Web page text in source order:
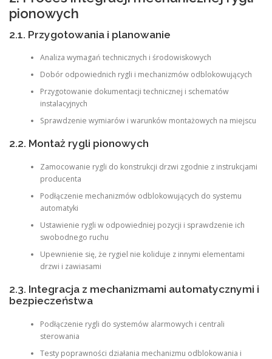
pionowych
2.1. Przygotowania i planowanie
Analiza wymagań technicznych i środowiskowych
Dobór odpowiednich rygli i mechanizmów odblokowujących
Przygotowanie dokumentacji technicznej i schematów
instalacyjnych
Sprawdzenie wymiarów i warunków montażowych na miejscu
2.2. Montaż rygli pionowych
Zamocowanie rygli do konstrukcji drzwi zgodnie z instrukcjami
producenta
Podłączenie mechanizmów odblokowujących do systemu
automatyki
Ustawienie rygli w odpowiedniej pozycji i sprawdzenie ich
swobodnego ruchu
Upewnienie się, że rygiel nie koliduje z innymi elementami
drzwi i zawiasami
2.3. Integracja z mechanizmami automatycznymi i
bezpieczeństwa
Podłączenie rygli do systemów alarmowych i centrali
sterowania
Testy poprawności działania mechanizmu odblokowania i